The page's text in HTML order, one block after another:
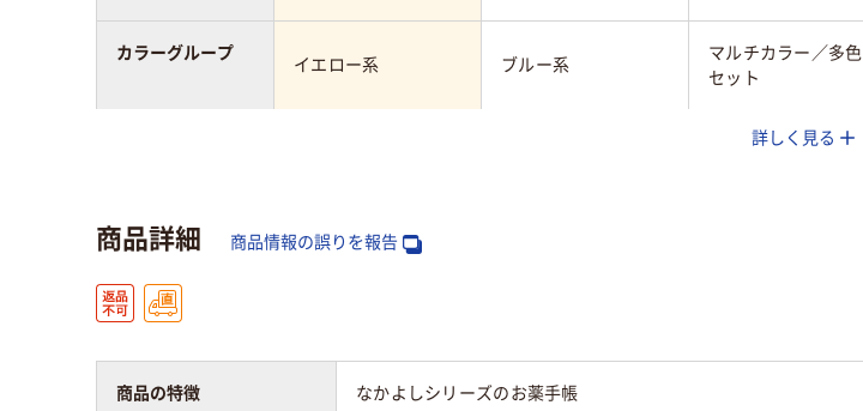
イエロー系 ブルー系
マルチカラー／多色
セット
カラーグループ
詳しく見る
商品詳細 商品情報の誤りを報告
商品の特徴 なかよしシリーズのお薬手帳